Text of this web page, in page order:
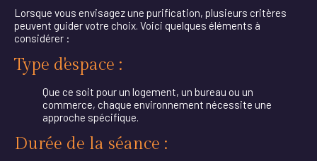
Lorsque vous envisagez une purification, plusieurs critères
peuvent guider votre choix. Voici quelques éléments à
considérer :
Type d'espace :
Que ce soit pour un logement, un bureau ou un
commerce, chaque environnement nécessite une
approche spécifique.
Durée de la séance :